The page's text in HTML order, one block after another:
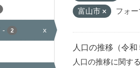
- 2 x
富山市
フォ
人口の推移（令和
人口の推移に関す